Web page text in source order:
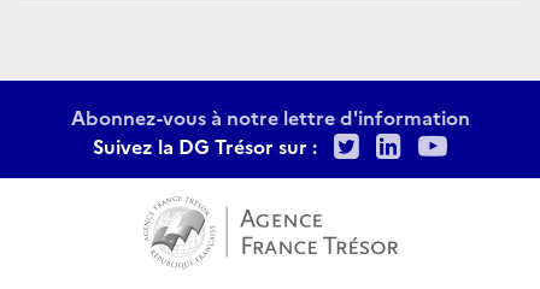
Abonnez-vous à notre lettre d'information
Suivez la DG Trésor sur :
TwitterLinkedIn